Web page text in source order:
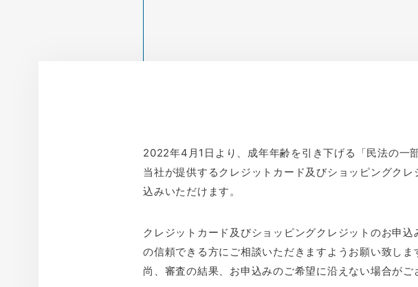
2022年4月1日より、成年年齢を引き下げる「民法の一
当社が提供するクレジットカード及びショッピングク
込みいただけます。
クレジットカード及びショッピングクレジットのお申
の信頼できる方にご相談いただきますようお願い致しま
尚、審査の結果、お申込みのご希望に沿えない場合がご